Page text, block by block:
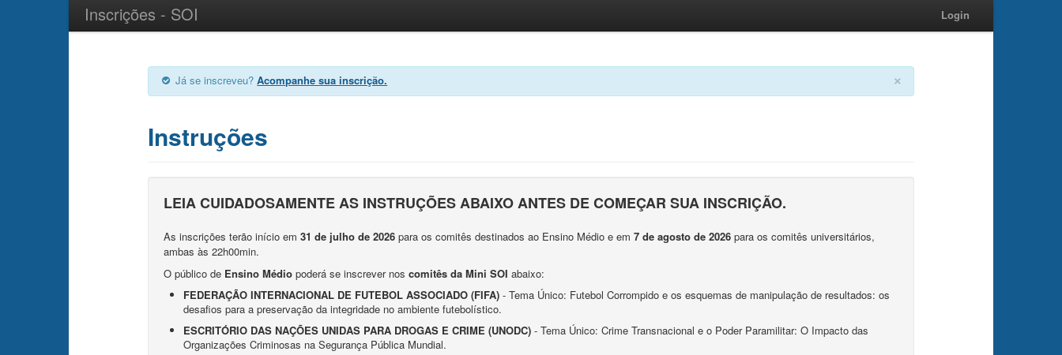
Inscrições - SOI Login
Já se inscreveu?Acompanhe sua inscrição. ×
Instruções
LEIA CUIDADOSAMENTE AS INSTRUÇÕES ABAIXO ANTES DE COMEÇAR SUA INSCRIÇÃO.
As inscrições terão início em 31 de julho de 2026 para os comitês destinados ao Ensino Médio e em 7 de agosto de 2026 para os comitês universitários,
ambas às 22h00min.
O público de Ensino Médio poderá se inscrever nos comitês da Mini SOI abaixo:
FEDERAÇÃO INTERNACIONAL DE FUTEBOL ASSOCIADO (FIFA) - Tema Único: Futebol Corrompido e os esquemas de manipulação de resultados: os
desafios para a preservação da integridade no ambiente futebolístico.
ESCRITÓRIO DAS NAÇÕES UNIDAS PARA DROGAS E CRIME (UNODC) - Tema Único: Crime Transnacional e o Poder Paramilitar: O Impacto das
Organizações Criminosas na Segurança Pública Mundial.